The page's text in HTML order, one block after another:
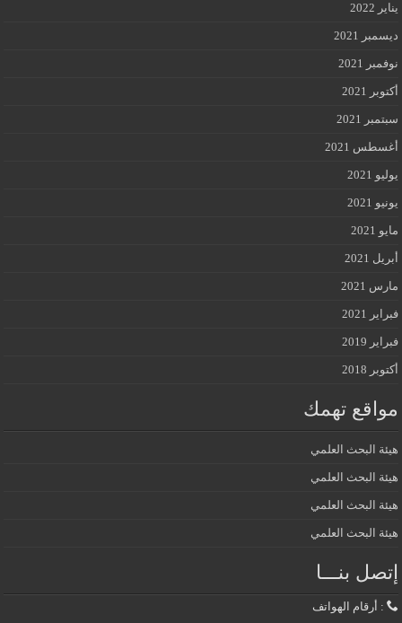
يناير 2022
ديسمبر 2021
نوفمبر 2021
أكتوبر 2021
سبتمبر 2021
أغسطس 2021
يوليو 2021
يونيو 2021
مايو 2021
أبريل 2021
مارس 2021
فبراير 2021
فبراير 2019
أكتوبر 2018
مواقع تهمك
هيئة البحث العلمي
هيئة البحث العلمي
هيئة البحث العلمي
هيئة البحث العلمي
إتصل بنـــا
: أرقام الهواتف